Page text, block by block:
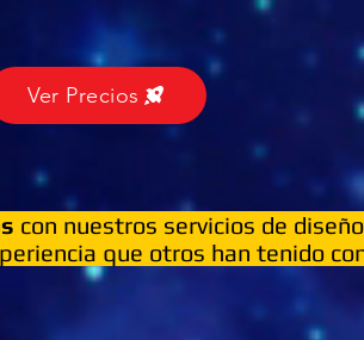
Ver Precios
con nuestros servicios de
que otros han tenido